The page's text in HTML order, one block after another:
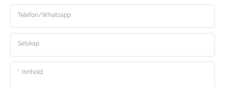
Telefon/whatsapp
Selskap
Innhold